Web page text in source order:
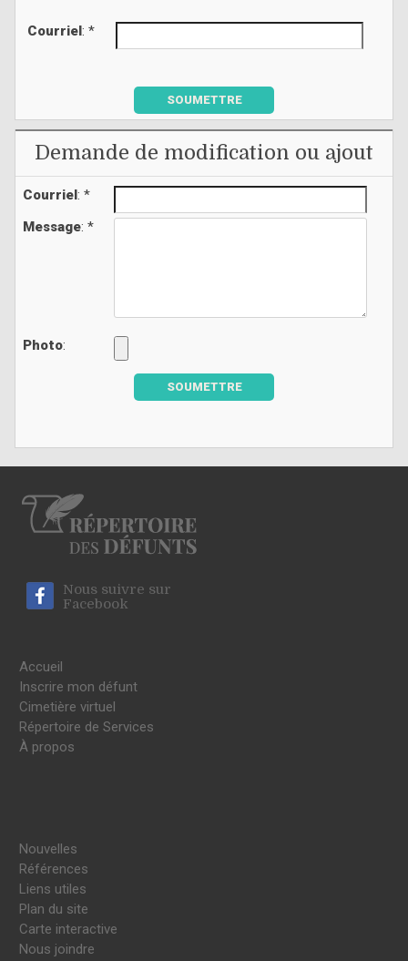
Courriel : *
SOUMETTRE
Demande de modification ou ajout
Courriel: *
Message: *
Photo:
SOUMETTRE
Nous suivre sur
Facebook
Accueil
Inscrire mon défunt
Cimetière virtuel
Répertoire de Services
À propos
Nouvelles
Références
Liens utiles
Plan du site
Carte interactive
Nous joindre